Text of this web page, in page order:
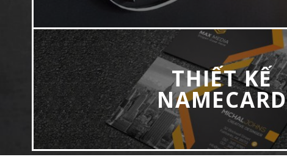
THIẾT KẾ
NAMECARD